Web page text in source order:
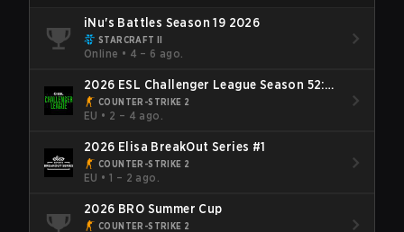
iNu's Battles Season 19 2026
STARCRAFT II
Online • 4 – 6 ago.
2026 ESL Challenger League Season 52:
Europe - Cup #2
COUNTER-STRIKE 2
EU • 2 – 4 ago.
2026 Elisa BreakOut Series #1
COUNTER-STRIKE 2
EU •1 – 2 ago.
2026 BRO Summer Cup
COUNTER-STRIKE 2